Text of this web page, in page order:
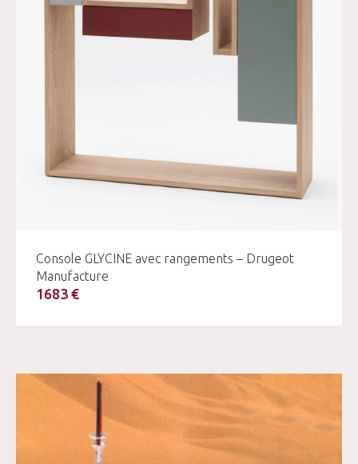
Console GLYCINE avec rangements – Drugeot
Manufacture
1683 €